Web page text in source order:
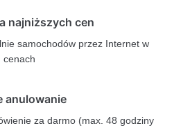
najniższych cen
samochodów przez Internet w
cenach
anulowanie
za darmo (max. 48 godziny